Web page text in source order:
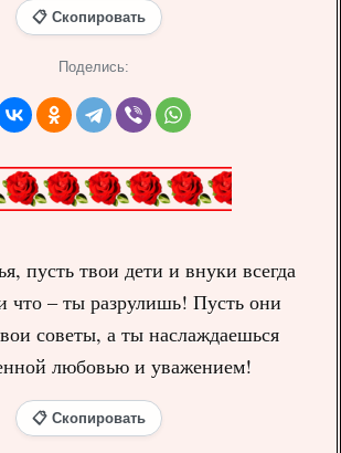
📋 Скопировать
Поделись:
пусть твои дети и внуки всегда
что – ты разрулишь! Пусть они
советы, а ты наслаждаешься
любовью и уважением!
📋 Скопировать